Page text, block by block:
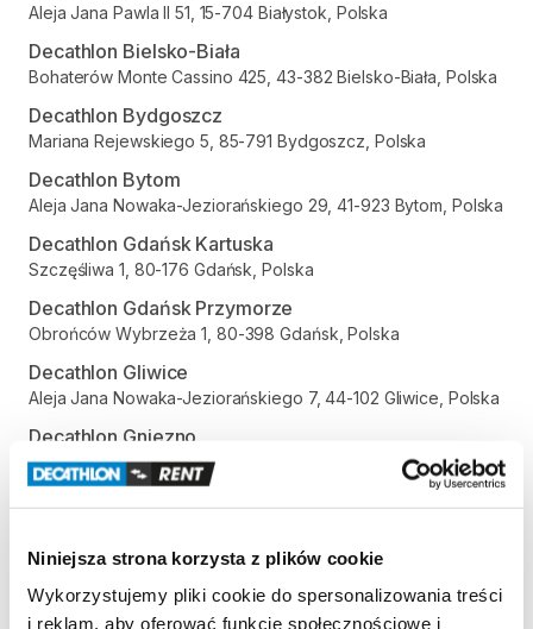
Niniejsza strona korzysta z plików cookie
Wykorzystujemy pliki cookie do spersonalizowania treści
i reklam, aby oferować funkcje społecznościowe i
Aleja Jana Pawla II 51, 15-704 Białystok, Polska
Decathlon Bielsko-Biała
Bohaterów Monte Cassino 425, 43-382 Bielsko-Biała, Polska
Decathlon Bydgoszcz
Mariana Rejewskiego 5, 85-791 Bydgoszcz, Polska
Decathlon Bytom
Aleja Jana Nowaka-Jeziorańskiego 29, 41-923 Bytom, Polska
Decathlon Gdańsk Kartuska
Szczęśliwa 1, 80-176 Gdańsk, Polska
Decathlon Gdańsk Przymorze
Obrońców Wybrzeża 1, 80-398 Gdańsk, Polska
Decathlon Gliwice
Aleja Jana Nowaka-Jeziorańskiego 7, 44-102 Gliwice, Polska
Decathlon Gniezno
Gdańska 112, 62-200 Gniezno, Polska
Decathlon Jelenia Góra
Aleja Jana Pawła II 17, 58-500 Jelenia Góra, Polska